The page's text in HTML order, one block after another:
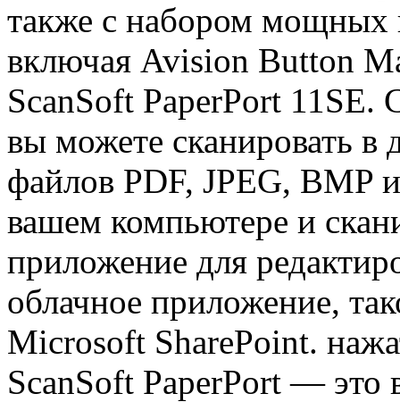
также с набором
включая Avision Button
ScanSoft PaperPort
вы можете сканировать
файлов PDF, JPEG, BMP
вашем компьютере и
приложение для
облачное приложение,
Microsoft SharePoint.
ScanSoft PaperPort — это